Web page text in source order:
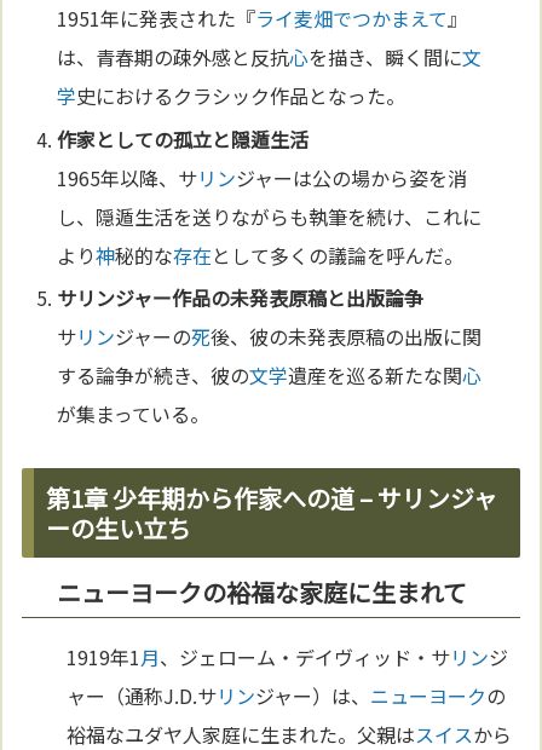
1951年に発表された『ライ麦畑でつかまえて』
は、青春期の疎外感と反抗心を描き、瞬く間に文
学史におけるクラシック作品となった。
作家としての孤立と隠遁生活
1965年以降、サリンジャーは公の場から姿を消
し、隠遁生活を送りながらも執筆を続け、これに
より神秘的な存在として多くの議論を呼んだ。
サリンジャー作品の未発表原稿と出版論争
サリンジャーの死後、彼の未発表原稿の出版に関
する論争が続き、彼の文学遺産を巡る新たな関心
が集まっている。
第1章 少年期から作家への道 – サリンジャ
ーの生い立ち
ニューヨークの裕福な家庭に生まれて
1919年1月、ジェローム・デイヴィッド・サリンジ
ャー（通称J.D.サリンジャー）は、 ニューヨークの
裕福なユダヤ人家庭に生まれた。父親はスイスから